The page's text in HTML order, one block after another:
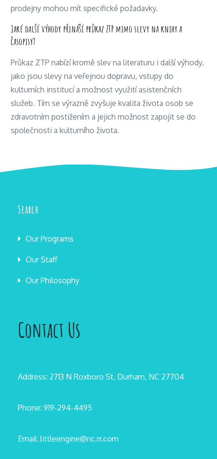
prodejny mohou mít specifické požadavky.
Jaké další výhody přináší průkaz ZTP mimo slevy na knihy a
časopisy?
Průkaz ZTP nabízí kromě slev na literaturu i další výhody,
jako jsou slevy na veřejnou dopravu, vstupy do
kulturních institucí a možnost využití asistenčních
služeb. Tím se výrazně zvyšuje kvalita života osob se
zdravotním postižením a jejich možnost zapojit se do
společnosti a kulturního života.
Search
Our Programs
Our Staff
Our Philosophy
Contact Us
Address: 2713 N Roxboro St, Durham, NC 27704
Phone: 919-294-4495
Email: littleengine@nc.rr.com